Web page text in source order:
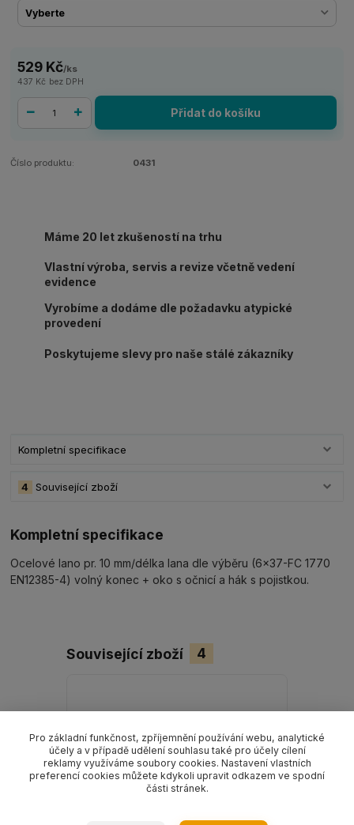
529 Kč/ks
437 Kč bez DPH
Přidat do košíku
Číslo produktu: 0431
Máme 20 let zkušeností na trhu
Vlastní výroba, servis a revize včetně vedení
evidence
Vyrobíme a dodáme dle požadavku atypické
provedení
Poskytujeme slevy pro naše stálé zákazníky
Kompletní specifikace
Související zboží
4
Kompletní specifikace
Ocelové lano pr. 10 mm/délka lana dle výběru (6x37-FC 1770
EN12385-4) volný konec + oko s očnicí a hák s pojistkou.
Související zboží 4
Pro základní funkčnost, zpříjemnění používání webu, analytické
účely a v případě udělení souhlasu také pro účely cílení
reklamy využíváme soubory cookies. Nastavení vlastních
preferencí cookies můžete kdykoli upravit odkazem ve spodní
části stránek.